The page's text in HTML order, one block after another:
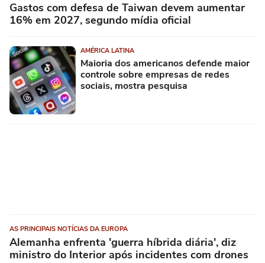
Gastos com defesa de Taiwan devem aumentar
16% em 2027, segundo mídia oficial
AMÉRICA LATINA
Maioria dos americanos defende maior
controle sobre empresas de redes
sociais, mostra pesquisa
AS PRINCIPAIS NOTÍCIAS DA EUROPA
Alemanha enfrenta 'guerra híbrida diária', diz
ministro do Interior após incidentes com drones